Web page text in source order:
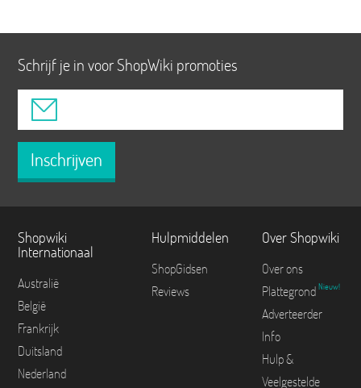
Schrijf je in voor ShopWiki promoties
Inschrijven
Shopwiki
Internationaal
Australië
België
Frankrijk
Duitsland
Nederland
Hulpmiddelen
ShopGidsen
Reviews
Over Shopwiki
Over ons
Plattegrond Nieuw!
Adverteerder
Info
Hulp &
Veelgestelde